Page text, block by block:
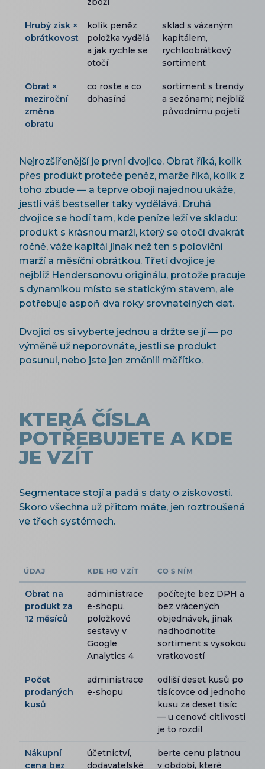
Hrubý zisk ×
obrátkovost
kolik peněz
položka vydělá
a jak rychle se
otočí
sklad s vázaným
kapitálem,
rychloobrátkový
sortiment
Obrat ×
meziroční
změna
obratu
co roste a co
dohasíná
sortiment s trendy
a sezónami; nejblíž
původnímu pojetí
Nejrozšířenější je první dvojice. Obrat říká, kolik
přes produkt proteče peněz, marže říká, kolik z
toho zbude — a teprve obojí najednou ukáže,
jestli váš bestseller taky vydělává. Druhá
dvojice se hodí tam, kde peníze leží ve skladu:
produkt s krásnou marží, který se otočí dvakrát
ročně, váže kapitál jinak než ten s poloviční
marží a měsíční obrátkou. Třetí dvojice je
nejblíž Hendersonovu originálu, protože pracuje
s dynamikou místo se statickým stavem, ale
potřebuje aspoň dva roky srovnatelných dat.
Dvojici os si vyberte jednou a držte se jí — po
výměně už neporovnáte, jestli se produkt
posunul, nebo jste jen změnili měřítko.
KTERÁ ČÍSLA
POTŘEBUJETE A KDE
JE VZÍT
Segmentace stojí a padá s daty o ziskovosti.
Skoro všechna už přitom máte, jen roztroušená
ve třech systémech.
ÚDAJ KDE HO VZÍT CO S NÍM
Obrat na
produkt za
12 měsíců
administrace
e-shopu,
položkové
sestavy v
Google
Analytics 4
počítejte bez DPH a
bez vrácených
objednávek, jinak
nadhodnotíte
sortiment s vysokou
vratkovostí
Počet
prodaných
kusů
administrace
e-shopu
odliší deset kusů po
tisícovce od jednoho
kusu za deset tisíc
— u cenové citlivosti
je to rozdíl
Nákupní
cena bez
účetnictví,
dodavatelské
berte cenu platnou
v období, které